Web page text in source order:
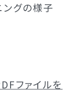
ングの様子
ファイルを